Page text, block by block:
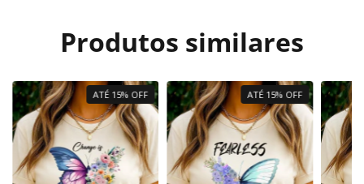
Produtos similares
ATÉ 15% OFF ATÉ 15% OFF